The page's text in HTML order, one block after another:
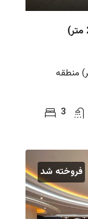
در گلسار رشت (220 متر) منطقه
3
فروخته شد